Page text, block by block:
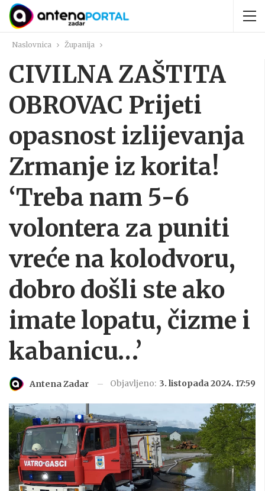
Naslovnica Županija
CIVILNA ZAŠTITA
OBROVAC Prijeti
opasnost izlijevanja
Zrmanje iz korita!
‘Treba nam 5-6
volontera za puniti
vreće na kolodvoru,
dobro došli ste ako
imate lopatu, čizme i
kabanicu…’
Antena Zadar Objavljeno: 3. listopada 2024. 17:59